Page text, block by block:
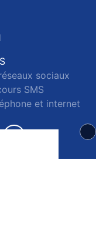
sociaux
SMS
et internet